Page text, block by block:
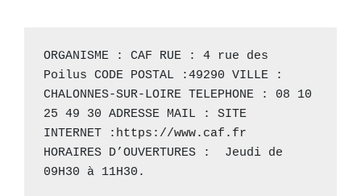
ORGANISME : CAF RUE : 4 rue des
Poilus CODE POSTAL :49290 VILLE :
CHALONNES-SUR-LOIRE TELEPHONE : 08 10
25 49 30 ADRESSE MAIL : SITE
INTERNET : https://www.caf.fr
HORAIRES D’OUVERTURES :  Jeudi de
09H30 à 11H30.